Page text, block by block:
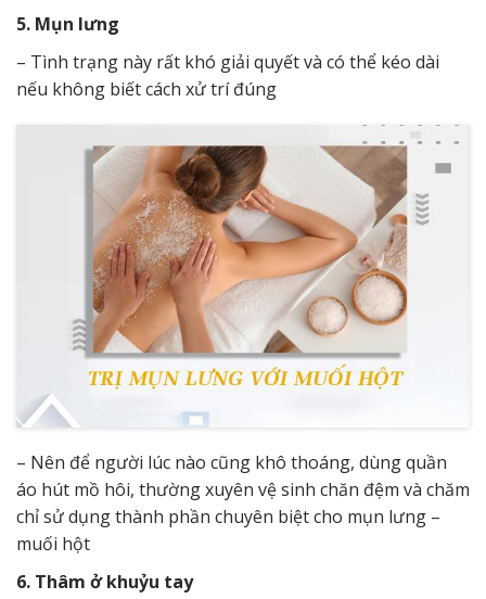
5. Mụn lưng
– Tình trạng này rất khó giải quyết và có thể kéo dài
nếu không biết cách xử trí đúng
– Nên để người lúc nào cũng khô thoáng, dùng quần
áo hút mồ hôi, thường xuyên vệ sinh chăn đệm và chăm
chỉ sử dụng thành phần chuyên biệt cho mụn lưng –
muối hột
6. Thâm ở khuỷu tay